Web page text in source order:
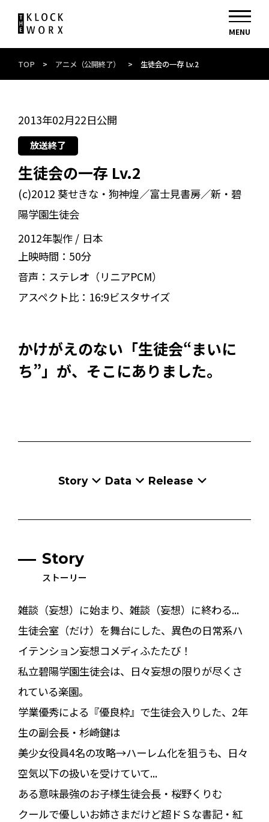
TOP > アニメ（公開終了） > 生徒会の一存 Lv.2
2013年02月22日公開
放送終了
生徒会の一存 Lv.2
(c)2012 葵せきな・狗神煌／富士見書房／新・碧
陽学園生徒会
2012年製作
日本
上映時間： 50分
音声： ステレオ（リニアPCM）
アスペクト比： 16:9ビスタサイズ
かけがえのない「生徒会“まいに
ち”」が、そこにありました。
Story Data Release
Story
ストーリー
雑談（妄想）に始まり、雑談（妄想）に終わる...
生徒会室（だけ）を舞台にした、異色の日常系ハ
イテンション妄想コメディふたたび！
私立碧陽学園生徒会は、日々妄想の限りが尽くさ
れている楽園。
学業優秀による『優良枠』で生徒会入りした、2年
生の副会長・杉崎鍵は
美少女役員4名の攻略→ハーレム化を狙うも、日々
空気以下の扱いを受けていて...
ある意味最強のお子様生徒会長・桜野くりむ
クールで優しいお姉さまだけど超ドＳな書記・紅